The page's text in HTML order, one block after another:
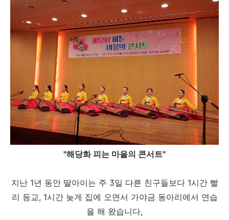
"해당화 피는 마을의 콘서트"
지난 1년 동안 딸아이는 주 3일 다른 친구들보다 1시간 빨
리 등교, 1시간 늦게 집에 오면서 가야금 동아리에서 연습
을 해 왔습니다,